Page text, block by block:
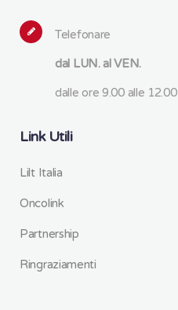
Telefonare
dal LUN. al VEN.
dalle ore 9.00 alle 12.00
Link Utili
Lilt Italia
Oncolink
Partnership
Ringraziamenti